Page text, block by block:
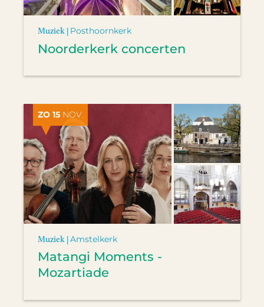
Muziek | Posthoornkerk
Noorderkerk concerten
ZO 15 NOV.
Muziek |Amstelkerk
Matangi Moments -
Mozartiade